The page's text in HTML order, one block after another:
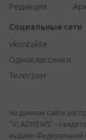
Редакция
Социальные сети
vkontakte
Одноклассники
Телеграм
На данном сайте
"VLADNEWS" -
выдано Федеральной